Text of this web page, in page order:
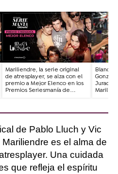
Mariliendre, la serie original
de atresplayer, se alza con el
premio a Mejor Elenco en los
Premios Seriesmanía de
Blanca
Jurado,
de Pablo Lluch y Vic
es el alma de
Una cuidada
que refleja el espíritu